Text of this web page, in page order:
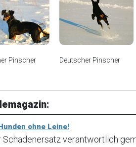
Pinscher Deutscher Pinscher
ohne Leine!
Schadenersatz verantwortlich